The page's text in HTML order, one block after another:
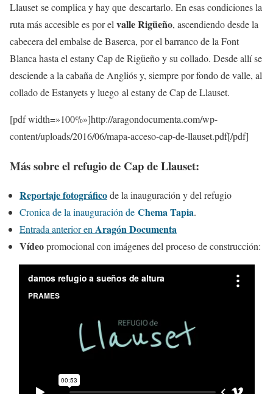
Llauset se complica y hay que descartarlo. En esas condiciones la
ruta más accesible es por el valle Rigüeño, ascendiendo desde la
cabecera del embalse de Baserca, por el barranco de la Font
Blanca hasta el estany Cap de Rigüeño y su collado. Desde allí se
desciende a la cabaña de Angliós y, siempre por fondo de valle, al
collado de Estanyets y luego al estany de Cap de Llauset.
[pdf width=»100%»]http://aragondocumenta.com/wp-
content/uploads/2016/06/mapa-acceso-cap-de-llauset.pdf[/pdf]
Más sobre el refugio de Cap de Llauset:
Reportaje fotográficode la inauguración y del refugio
Cronica de la inauguración de Chema Tapia.
Entrada anterior enAragón Documenta
Vídeopromocional con imágenes del proceso de construcción: